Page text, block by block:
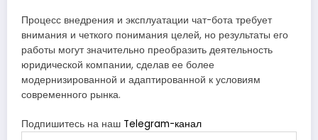
Процесс внедрения и эксплуатации чат-бота требует
внимания и четкого понимания целей, но результаты его
работы могут значительно преобразить деятельность
юридической компании, сделав ее более
модернизированной и адаптированной к условиям
современного рынка.
Подпишитесь на наш Telegram-канал